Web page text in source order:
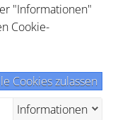
- Top Auswahl
"Informationen"
Cookie-
Cookies zulassen
Informationen